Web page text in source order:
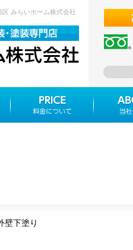
みらいホーム株式会社
壁下塗り